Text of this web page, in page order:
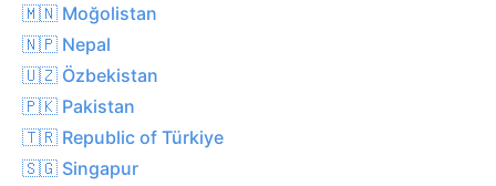
🇲🇳 Moğolistan
🇳🇵 Nepal
🇺🇿 Özbekistan
🇵🇰 Pakistan
🇹🇷 Republic of Türkiye
🇸🇬 Singapur